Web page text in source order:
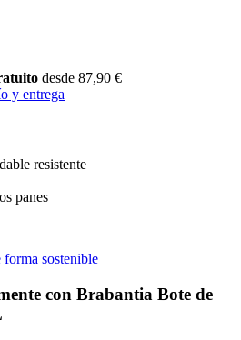
desde 87,90 €
y entrega
resistente
panes
sostenible
con Brabantia Bote de